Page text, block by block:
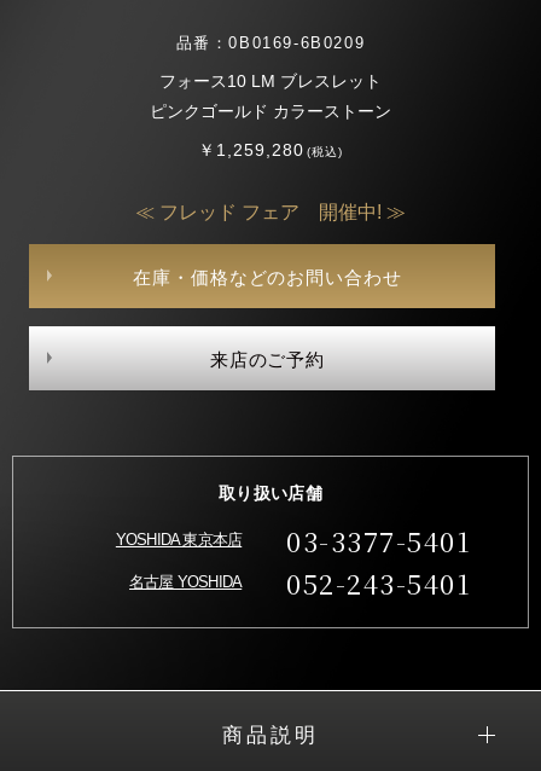
品番：0B0169-6B0209
フォース10 LM ブレスレット
ピンクゴールド カラーストーン
￥1,259,280(税込)
≪ フレッド フェア 開催中! ≫
在庫・価格などのお問い合わせ
来店のご予約
取り扱い店舗
YOSHIDA 東京本店 03-3377-5401
名古屋 YOSHIDA 052-243-5401
商品説明